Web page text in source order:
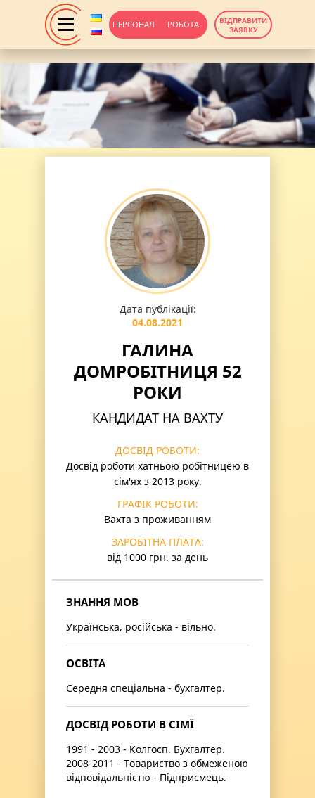
ПЕРСОНАЛ РОБОТА
ВІДПРАВИТИ
ЗАЯВКУ
Дата публікації:
04.08.2021
ГАЛИНА
ДОМРОБІТНИЦЯ 52
РОКИ
КАНДИДАТ НА ВАХТУ
ДОСВІД РОБОТИ:
Досвід роботи хатньою робітницею в
сім'ях з 2013 року.
ГРАФІК РОБОТИ:
Вахта з проживанням
ЗАРОБІТНА ПЛАТА:
від 1000 грн. за день
ЗНАННЯ МОВ
Українська, російська - вільно.
ОСВІТА
Середня спеціальна - бухгалтер.
ДОСВІД РОБОТИ В СІМЇ
1991 - 2003 - Колгосп. Бухгалтер.
2008-2011 - Товариство з обмеженою
відповідальністю - Підприємець.